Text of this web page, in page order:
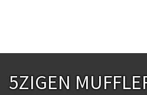
5ZIGEN